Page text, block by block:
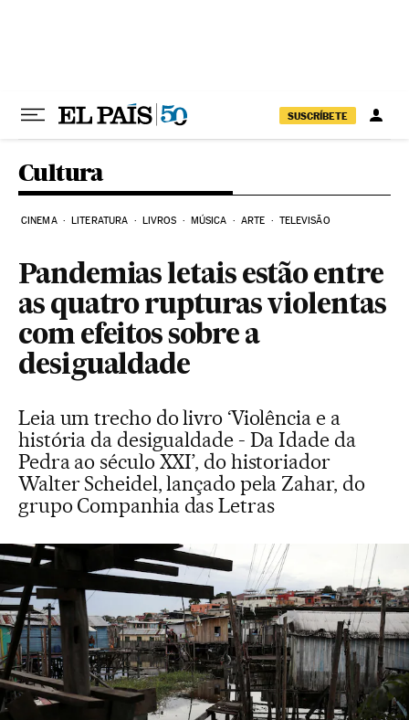
SUSCRÍBETE
Cultura
CINEMA LITERATURA LIVROS MÚSICA ARTE TELEVISÃO
Pandemias letais estão entre
as quatro rupturas violentas
com efeitos sobre a
desigualdade
Leia um trecho do livro ‘Violência e a
história da desigualdade - Da Idade da
Pedra ao século XXI’, do historiador
Walter Scheidel, lançado pela Zahar, do
grupo Companhia das Letras